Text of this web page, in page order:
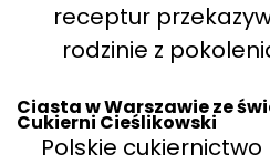
receptur
rodzinie z
Ciasta w Warszawie ze
Cukierni Cieślikowski
Polskie